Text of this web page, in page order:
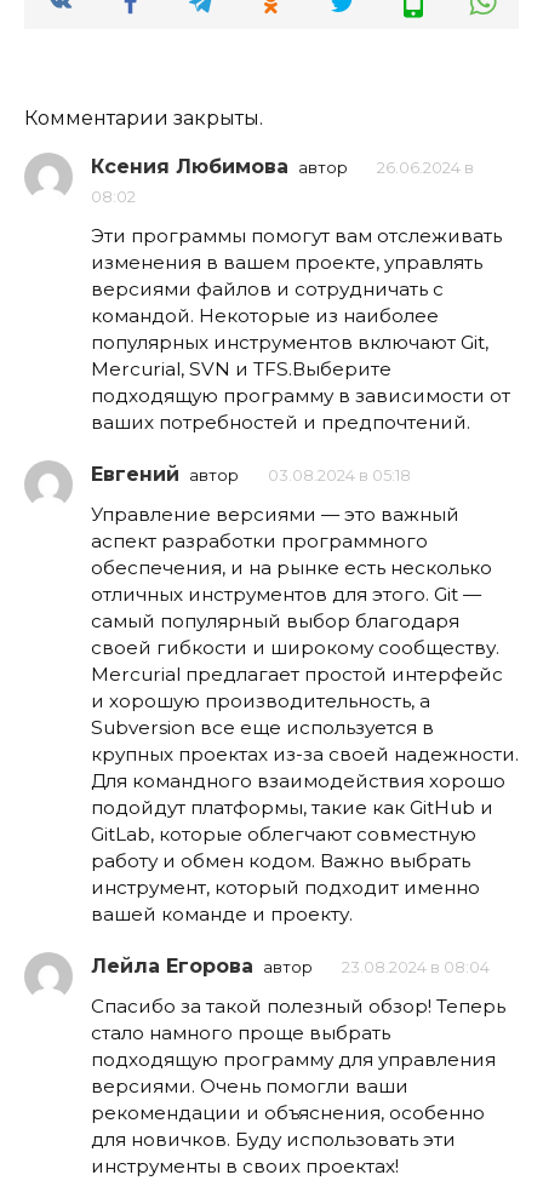
Комментарии закрыты.
Ксения Любимова автор
26.06.2024 в
08:02
Эти программы помогут вам отслеживать
изменения в вашем проекте, управлять
версиями файлов и сотрудничать с
командой. Некоторые из наиболее
популярных инструментов включают Git,
Mercurial, SVN и TFS.Выберите
подходящую программу в зависимости от
ваших потребностей и предпочтений.
Евгений автор 03.08.2024 в 05:18
Управление версиями — это важный
аспект разработки программного
обеспечения, и на рынке есть несколько
отличных инструментов для этого. Git —
самый популярный выбор благодаря
своей гибкости и широкому сообществу.
Mercurial предлагает простой интерфейс
и хорошую производительность, а
Subversion все еще используется в
крупных проектах из-за своей надежности.
Для командного взаимодействия хорошо
подойдут платформы, такие как GitHub и
GitLab, которые облегчают совместную
работу и обмен кодом. Важно выбрать
инструмент, который подходит именно
вашей команде и проекту.
Лейла Егорова автор 23.08.2024 в 08:04
Спасибо за такой полезный обзор! Теперь
стало намного проще выбрать
подходящую программу для управления
версиями. Очень помогли ваши
рекомендации и объяснения, особенно
для новичков. Буду использовать эти
инструменты в своих проектах!